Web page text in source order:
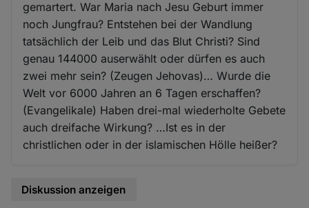
gemartert. War Maria nach Jesu Geburt immer
noch Jungfrau? Entstehen bei der Wandlung
tatsächlich der Leib und das Blut Christi? Sind
genau 144000 auserwählt oder dürfen es auch
zwei mehr sein? (Zeugen Jehovas)… Wurde die
Welt vor 6000 Jahren an 6 Tagen erschaffen?
(Evangelikale) Haben drei-mal wiederholte Gebete
auch dreifache Wirkung? …Ist es in der
christlichen oder in der islamischen Hölle heißer?
Diskussion anzeigen